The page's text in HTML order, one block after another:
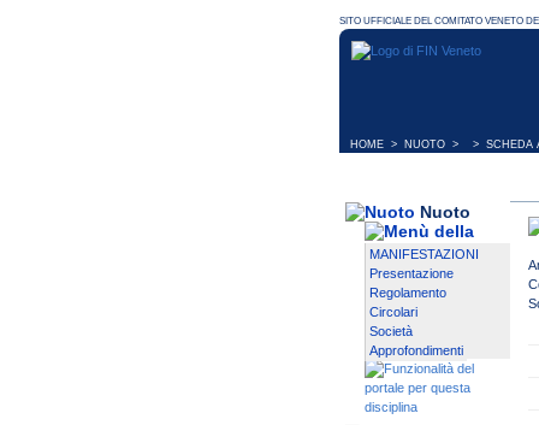
HOME > NUOTO > > SCHEDA
Nuoto
MANIFESTAZIONI
Presentazione
Regolamento
Circolari
Società
Approfondimenti